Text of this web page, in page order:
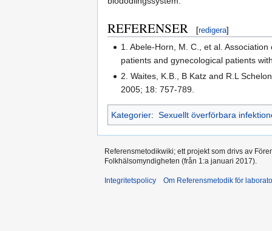
REFERENSER [redigera]
1. Abele-Horn, M. C., et al.
patients and gynecological patients
2. Waites, K.B., B Katz and R.L
2005; 18: 757-789.
Kategorier: Sexuellt överförbara
Referensmetodikwiki; ett projekt som drivs av
Folkhälsomyndigheten (från 1:a januari 2017).
Integritetspolicy Om Referensmetodik för